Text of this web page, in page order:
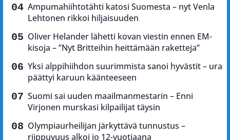
Ampumahiihtotähti katosi Suomesta – nyt Venla
Lehtonen rikkoi hiljaisuuden
Oliver Helander lähetti kovan viestin ennen EM-
kisoja – ”Nyt Britteihin heittämään raketteja”
Yksi alppihiihdon suurimmista sanoi hyvästit – ura
päättyi karuun käänteeseen
Suomi sai uuden maailmanmestarin – Enni
Virjonen murskasi kilpailijat täysin
Olympiaurheilijan järkyttävä tunnustus –
riippuvuus alkoi jo 12-vuotiaana